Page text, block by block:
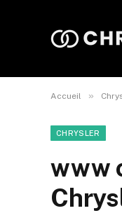
Accueil »
CHRYSLER
www